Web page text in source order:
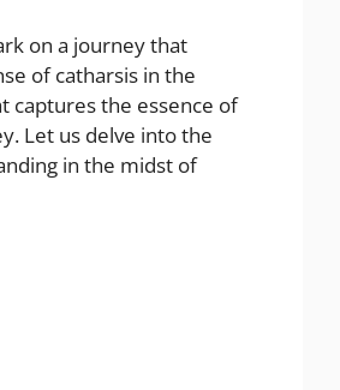
on a journey that
of catharsis in the
captures the essence of
Let us delve into the
in the midst of